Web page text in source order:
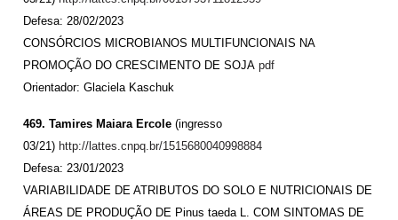
Defesa: 28/02/2023
CONSÓRCIOS MICROBIANOS MULTIFUNCIONAIS NA
PROMOÇÃO DO CRESCIMENTO DE SOJA pdf
Orientador: Glaciela Kaschuk
469. Tamires Maiara Ercole (ingresso
03/21) http://lattes.cnpq.br/1515680040998884
Defesa: 23/01/2023
VARIABILIDADE DE ATRIBUTOS DO SOLO E NUTRICIONAIS DE
ÁREAS DE PRODUÇÃO DE Pinus taeda L. COM SINTOMAS DE